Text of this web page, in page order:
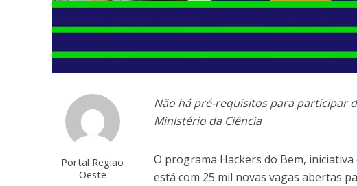
Portal Regiao
Oeste
Não há pré-requisitos para participar
Ministério da Ciência
O programa Hackers do Bem,
está com 25 mil novas vagas abertas